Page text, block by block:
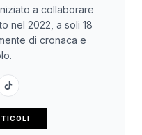
a collaborare
nel 2022, a soli 18
di cronaca e